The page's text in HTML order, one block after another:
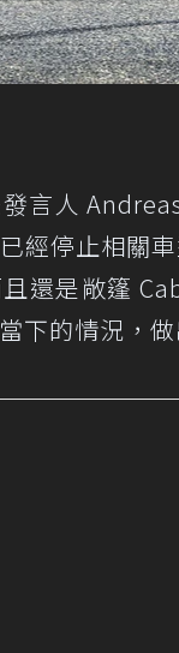
言人
經停止相關
還是敞篷
下的情況，做